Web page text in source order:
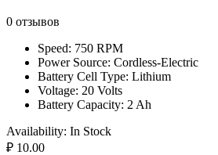
0 отзывов
Speed: 750 RPM
Power Source: Cordless-Electric
Battery Cell Type: Lithium
Voltage: 20 Volts
Battery Capacity: 2 Ah
Availability: In Stock
₽ 10.00